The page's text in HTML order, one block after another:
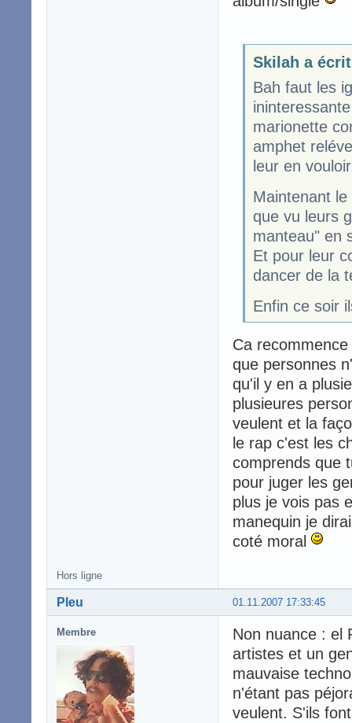
Skilah a écrit
Bah faut les
marionette
amphet
leur en
Maintenant
que vu leurs
manteau" en
Et pour leur
dancer de la
Enfin ce soir
Ca
que personnes
qu'il y en a
plusieures
veulent et la
le rap c'est les
comprends que
pour juger les
plus je vois pas
manequin je
coté moral
Hors ligne
01.11.2007 17:33:45
Pleu
Membre
Non nuance : el
artistes et un
mauvaise
n'étant pas
veulent. S'ils